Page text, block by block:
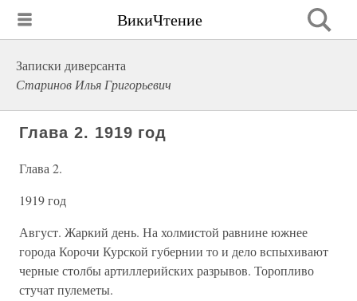
ВикиЧтение
Записки диверсанта
Старинов Илья Григорьевич
Глава 2. 1919 год
Глава 2.
1919 год
Август. Жаркий день. На холмистой равнине южнее
города Корочи Курской губернии то и дело вспыхивают
черные столбы артиллерийских разрывов. Торопливо
стучат пулеметы.